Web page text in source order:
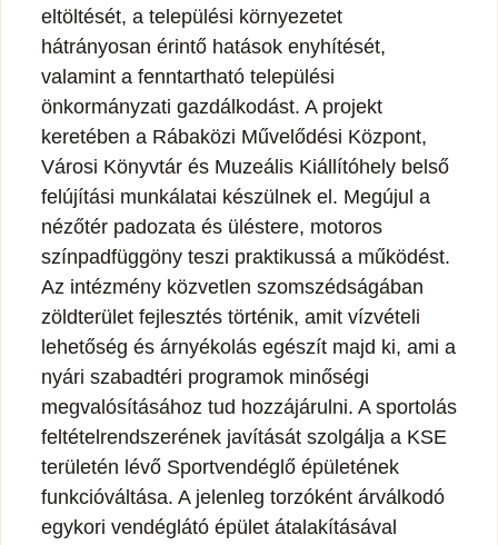
eltöltését, a települési környezetet
hátrányosan érintő hatások enyhítését,
valamint a fenntartható települési
önkormányzati gazdálkodást. A projekt
keretében a Rábaközi Művelődési Központ,
Városi Könyvtár és Muzeális Kiállítóhely belső
felújítási munkálatai készülnek el. Megújul a
nézőtér padozata és üléstere, motoros
színpadfüggöny teszi praktikussá a működést.
Az intézmény közvetlen szomszédságában
zöldterület fejlesztés történik, amit vízvételi
lehetőség és árnyékolás egészít majd ki, ami a
nyári szabadtéri programok minőségi
megvalósításához tud hozzájárulni. A sportolás
feltételrendszerének javítását szolgálja a KSE
területén lévő Sportvendéglő épületének
funkcióváltása. A jelenleg torzóként árválkodó
egykori vendéglátó épület átalakításával